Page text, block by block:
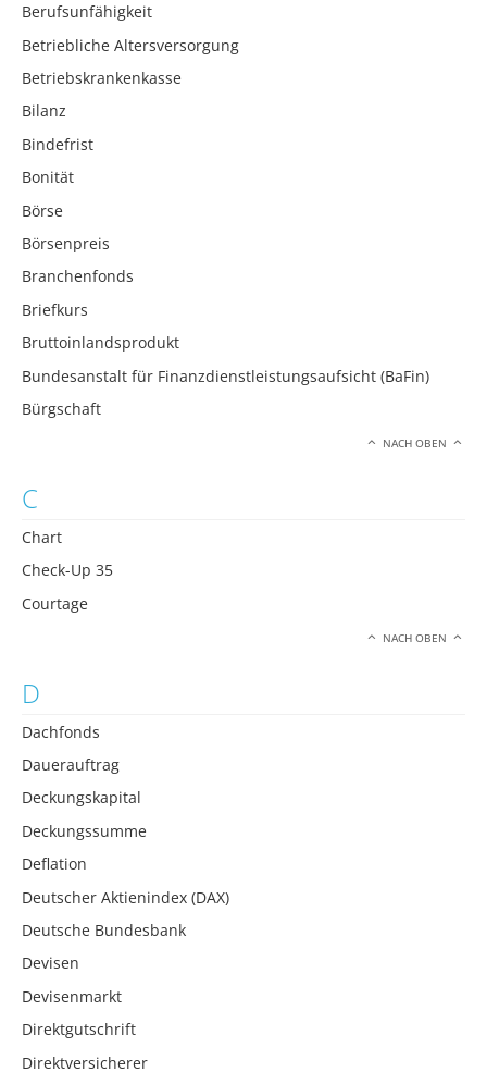
Berufsunfähigkeit
Betriebliche Altersversorgung
Betriebskrankenkasse
Bilanz
Bindefrist
Bonität
Börse
Börsenpreis
Branchenfonds
Briefkurs
Bruttoinlandsprodukt
Bundesanstalt für Finanzdienstleistungsaufsicht (BaFin)
Bürgschaft
NACH OBEN
C
Chart
Check-Up 35
Courtage
NACH OBEN
D
Dachfonds
Dauerauftrag
Deckungskapital
Deckungssumme
Deflation
Deutscher Aktienindex (DAX)
Deutsche Bundesbank
Devisen
Devisenmarkt
Direktgutschrift
Direktversicherer